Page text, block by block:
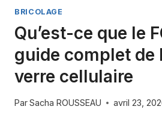
BRICOLAGE
Qu’est-ce que le
guide complet de
verre cellulaire
ParSacha ROUSSEAU avril 23,